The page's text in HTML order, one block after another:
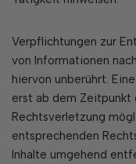
Verpflichtungen zur
von Informationen
hiervon unberührt.
erst ab dem Zeitpunkt
Rechtsverletzung
entsprechenden
Inhalte umgehend